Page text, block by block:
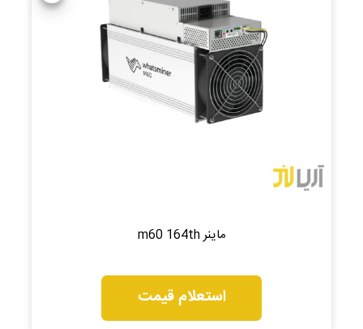
ماینر m60 164th
استعلام قیمت